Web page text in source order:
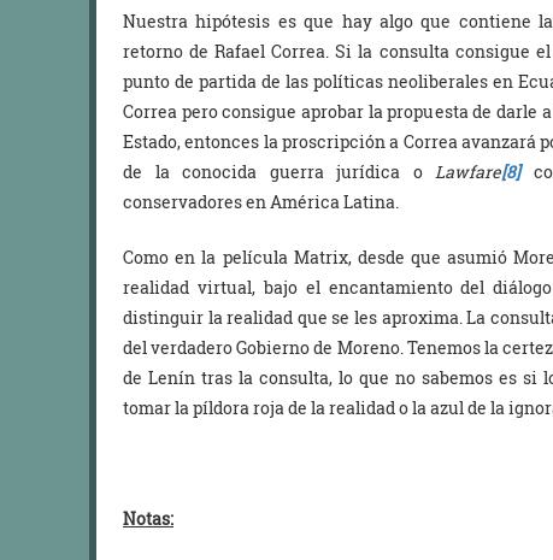
Nuestra hipótesis es que hay algo que contiene
retorno de Rafael Correa. Si la consulta consigue
punto de partida de las políticas neoliberales en
Correa pero consigue aprobar la propuesta de darle
Estado, entonces la proscripción a Correa avanzará
de la conocida guerra jurídica o Lawfare[8]
conservadores en América Latina.
Como en la película Matrix, desde que asumió
realidad virtual, bajo el encantamiento del
distinguir la realidad que se les aproxima. La
del verdadero Gobierno de Moreno. Tenemos la
de Lenín tras la consulta, lo que no sabemos es si
tomar la píldora roja de la realidad o la azul de la
Notas: